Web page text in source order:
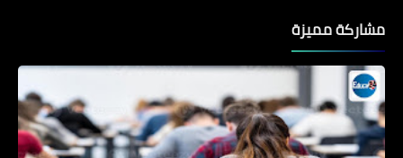
مشاركة مميزة